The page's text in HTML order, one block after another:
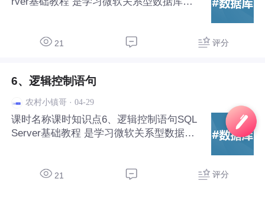
询与管理的核心技能。
21 评分
6、逻辑控制语句
农村小镇哥 · 04-29
课时名称课时知识点6、逻辑控制语句SQL
Server基础教程‌ 是学习微软关系型数据库
查询与管理的核心技能。
21 评分